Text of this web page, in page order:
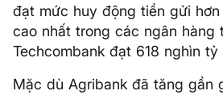
đạt mức huy động tiền gửi
cao nhất trong các ngân hàng
Techcombank đạt 618 nghìn tỷ
Mặc dù Agribank đã tăng gần